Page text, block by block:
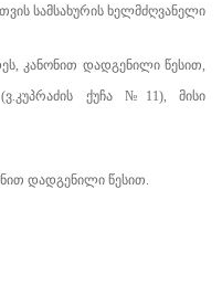
სამსახურის ხელმძღვანელი
კანონით დადგენილი წესით,
ქუჩა №11), მისი
დადგენილი წესით.